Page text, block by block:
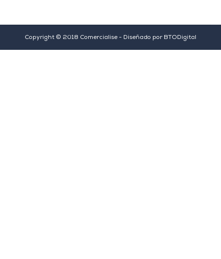
Copyright © 2018 Comercialise - Diseñado por BTODigital